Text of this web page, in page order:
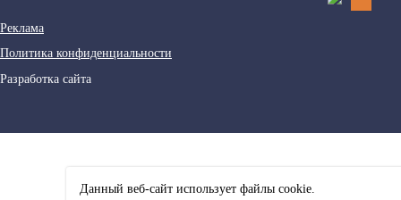
Реклама
Политика конфиденциальности
Разработка сайта
Данный веб-сайт использует файлы сookie.